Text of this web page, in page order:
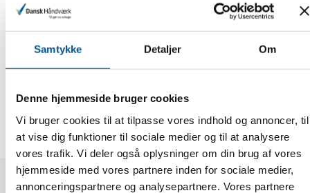
Samtykke Detaljer Om
Denne hjemmeside bruger cookies
Vi bruger cookies til at tilpasse vores indhold og annoncer, til
at vise dig funktioner til sociale medier og til at analysere
vores trafik. Vi deler også oplysninger om din brug af vores
hjemmeside med vores partnere inden for sociale medier,
annonceringspartnere og analysepartnere. Vores partnere
Susie fra Byggeteknisk Hotline opdaterer dig
ikke mindst de erfaringer, du ikke behøver at
LÆS MERE